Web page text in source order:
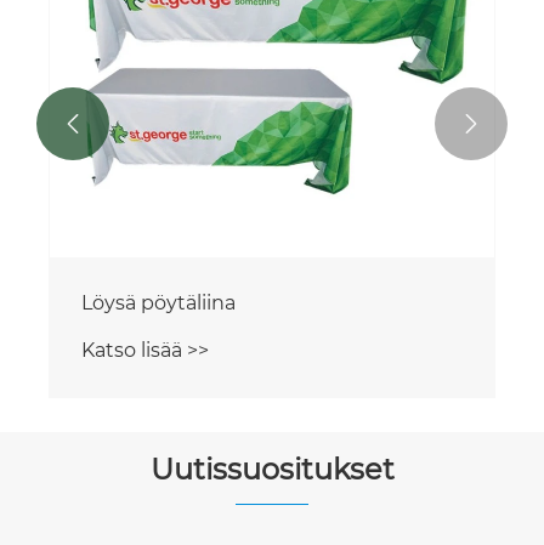
Löysä pöytäliina
Katso lisää >>
 
Uutissuositukset